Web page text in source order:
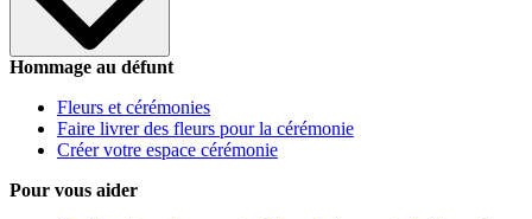
Hommage au défunt
Fleurs et cérémonies
Faire livrer des fleurs pour la cérémonie
Créer votre espace cérémonie
Pour vous aider